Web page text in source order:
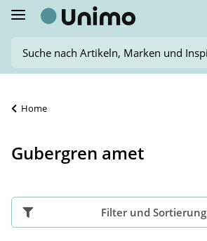
Home
Gubergren amet
Filter und Sortierung